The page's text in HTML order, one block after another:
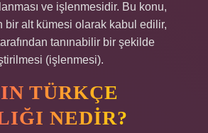
ve işlenmesidir. Bu konu,
bir alt kümesi olarak kabul edilir,
tanınabilir bir şekilde
(işlenmesi).
TÜRKÇE
NEDIR?